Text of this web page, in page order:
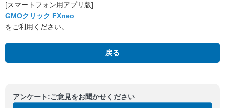
[スマートフォン用アプリ版]
GMOクリック FXneo
をご利用ください。
戻る
アンケート:ご意見をお聞かせください